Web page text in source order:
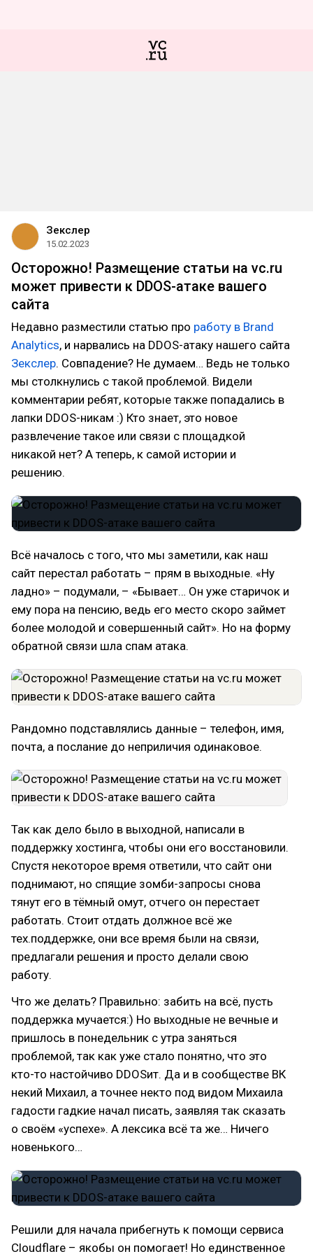
Зекслер
15.02.2023
Осторожно! Размещение статьи на vc.ru
может привести к DDOS-атаке вашего
сайта
Недавно разместили статью про работу в Brand
Analytics, и нарвались на DDOS-атаку нашего сайта
Зекслер. Совпадение? Не думаем… Ведь не только
мы столкнулись с такой проблемой. Видели
комментарии ребят, которые также попадались в
лапки DDOS-никам :) Кто знает, это новое
развлечение такое или связи с площадкой
никакой нет? А теперь, к самой истории и
решению.
Всё началось с того, что мы заметили, как наш
сайт перестал работать – прям в выходные. «Ну
ладно» – подумали, – «Бывает… Он уже старичок и
ему пора на пенсию, ведь его место скоро займет
более молодой и совершенный сайт». Но на форму
обратной связи шла спам атака.
Рандомно подставлялись данные – телефон, имя,
почта, а послание до неприличия одинаковое.
Так как дело было в выходной, написали в
поддержку хостинга, чтобы они его восстановили.
Спустя некоторое время ответили, что сайт они
поднимают, но спящие зомби-запросы снова
тянут его в тёмный омут, отчего он перестает
работать. Стоит отдать должное всё же
тех.поддержке, они все время были на связи,
предлагали решения и просто делали свою
работу.
Что же делать? Правильно: забить на всё, пусть
поддержка мучается:) Но выходные не вечные и
пришлось в понедельник с утра заняться
проблемой, так как уже стало понятно, что это
кто-то настойчиво DDOSит. Да и в сообществе ВК
некий Михаил, а точнее некто под видом Михаила
гадости гадкие начал писать, заявляя так сказать
о своём «успехе». А лексика всё та же… Ничего
новенького…
Решили для начала прибегнуть к помощи сервиса
Cloudflare – якобы он помогает! Но единственное